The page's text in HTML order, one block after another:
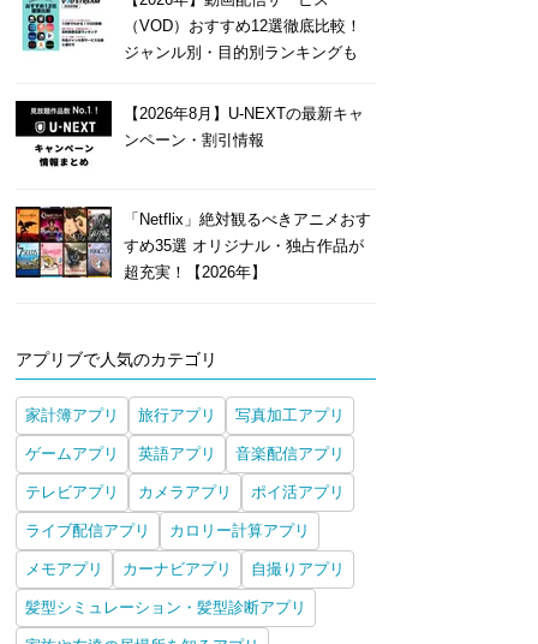
（VOD）おすすめ12選徹底比較！
ジャンル別・目的別ランキングも
【2026年8月】U-NEXTの最新キャ
ンペーン・割引情報
「Netflix」絶対観るべきアニメおす
すめ35選 オリジナル・独占作品が
超充実！【2026年】
アプリブで人気のカテゴリ
家計簿アプリ 旅行アプリ 写真加工アプリ
ゲームアプリ 英語アプリ 音楽配信アプリ
テレビアプリ カメラアプリ ポイ活アプリ
ライブ配信アプリ カロリー計算アプリ
メモアプリ カーナビアプリ 自撮りアプリ
髪型シミュレーション・髪型診断アプリ